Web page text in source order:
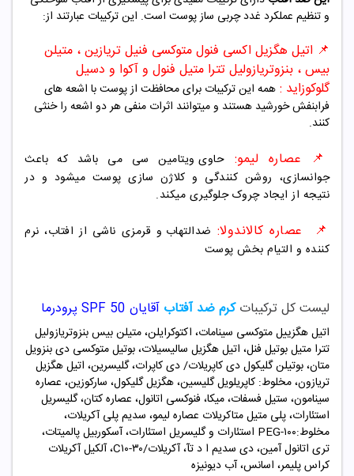
و تنظیم عملکرد غدد چربی ساز پوست است. این ترکیبات عبارتند از:
📌 اتیل هگزیل اکسی فنول متوکسی فنیل تریازین ، متیلن
بیس ، بنزوتریازولیل تترا متیل فنول و آکوا و دسیل
گلوکوزاید : همه این ترکیبات برای محافظت از پوست با اشعه های
فرابنفش خورشید هستند و میتوانند اثرات منفی هر دو اشعه را خنثی
کنند.
📌 عصاره لیمو: حاوی ویتامین سی می باشد که باعث
جوانسازی، روشن کنندگی و کلاژن سازی پوست میشود و در
نتیجه از ایجاد چروک جلوگیری میکند.
📌 عصاره کالاندولا: ضدالتهاب و قرمزی ناشی از افتاب، نرم
کننده و التیام بخش پوست
لیست کل ترکیباتکرم ضد آفتاب آقایان SPF 50 پرودرما
اتیل هگزییل متوکسی سینامات، اکتوکرایلن، متیلن بیس بنزوتریازولیل
تترا متیل بوتیل فنل، اتیل هگزیل سالیسیلات، بوتیل متوکسی دی بنزویل
متان، بوتیلن گلیکول دی کاپریلات/ دی کاپرات، گلیسرین، اتیل هگزیل
تریازون، مخلوط: کاپریلویل گلیسین، هگزیل گلیکول، سارکوزین، عصاره
سینامون، ستیل فسفات، میکا، فنوکسی اتانول، عصاره کتان، گلیسریل
استئارات، پلی متیل متاکریلات عصاره لیمو، سدیم پلی آکریلات،
مخلوط:PEG-۱۰۰ استئارات و گلیسریل استئارات، آسکوربیل پالمیتات،
تری اتانول آمین، دی سدیم ا د تآ، آکریلات/C۱۰-۳۰، آلکیل آکریلات
کراس پلیمر، اسانس، آب دیونیزه